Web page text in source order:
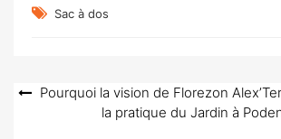
Sac à dos
Navigation
Pourquoi la vision de Florezon
la pratique du Jardin à